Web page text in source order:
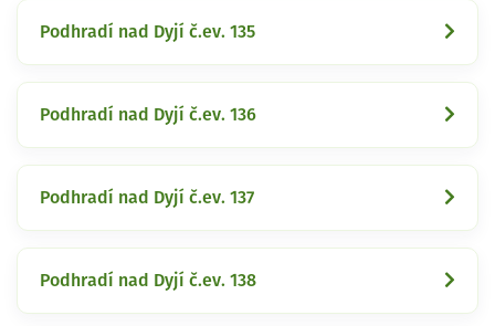
Podhradí nad Dyjí č.ev. 135
Podhradí nad Dyjí č.ev. 136
Podhradí nad Dyjí č.ev. 137
Podhradí nad Dyjí č.ev. 138